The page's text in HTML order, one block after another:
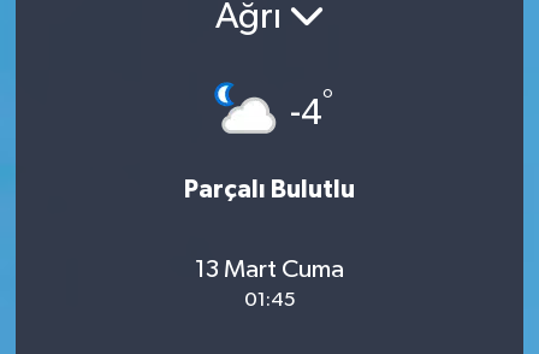
Ağrı
-4°
Parçalı Bulutlu
13 Mart Cuma
01:45